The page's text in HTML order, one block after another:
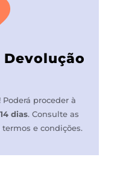
Poderá proceder à
dias. Consulte as
e condições.